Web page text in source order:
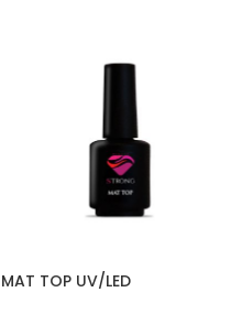
MAT TOP UV/LED